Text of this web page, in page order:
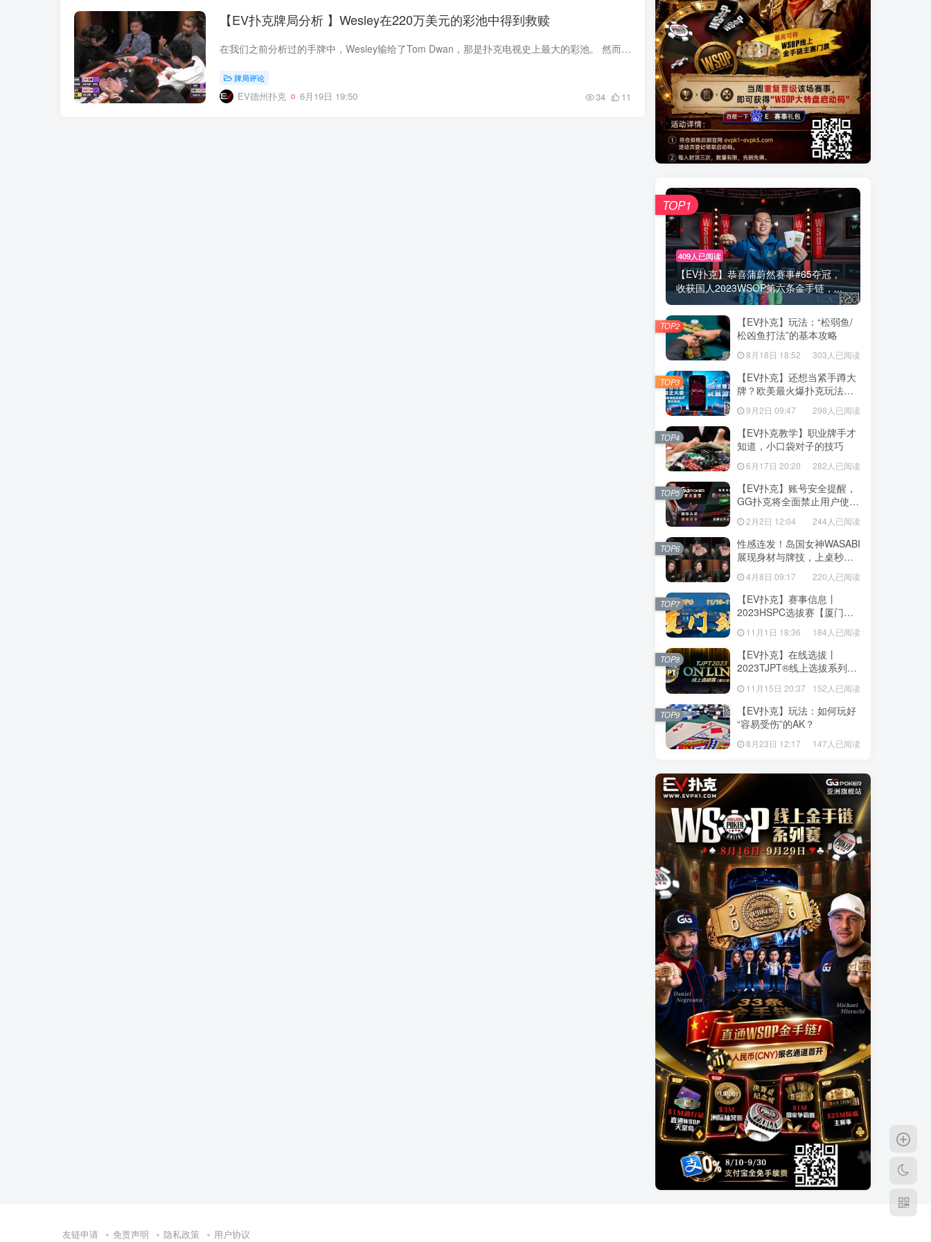
【EV扑克牌局分析 】Wesley在220万美元的彩池中得到救赎
在我们之前分析过的手牌中，Wesley输给了Tom Dwan，那是扑克电视史上最大的彩池。 然而，Wesley很快就完成了救赎，在百万美元游戏中对Hank时赢得了电视扑克史上第二大的彩池，价值达到了惊人的2...
牌局评论
EV德州扑克 6月19日 19:50 34 11
409人已阅读
【EV扑克】恭喜蒲蔚然赛事#65夺冠，
收获国人2023WSOP第六条金手链，...
TOP1
【EV扑克】玩法：“松弱鱼/
松凶鱼打法”的基本攻略
8月18日 18:52 303人已阅读
TOP2
【EV扑克】还想当紧手蹲大
牌？欧美最火爆扑克玩法
《鱿鱼游戏》不给你机会
9月2日 09:47 298人已阅读
TOP3
【EV扑克教学】职业牌手才
知道，小口袋对子的技巧
6月17日 20:20 282人已阅读
TOP4
【EV扑克】账号安全提醒，
GG扑克将全面禁止用户使用
任何「模拟器」及「越狱手
机」运行游戏
2月2日 12:04 244人已阅读
TOP5
性感连发！岛国女神WASABI
展现身材与牌技，上桌秒清
空老板
4月8日 09:17 220人已阅读
TOP6
【EV扑克】赛事信息丨
2023HSPC选拔赛【厦门
站】详细赛程赛制发布（11
月10日-15日）
11月1日 18:36 184人已阅读
TOP7
【EV扑克】在线选拔丨
2023TJPT®线上选拔系列赛
正式开启！
11月15日 20:37 152人已阅读
TOP8
【EV扑克】玩法：如何玩好
“容易受伤”的AK？
8月23日 12:17 147人已阅读
TOP9
友链申请 免责声明 隐私政策 用户协议